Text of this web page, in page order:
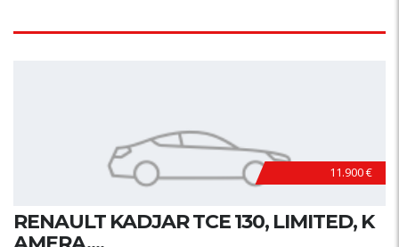
11.900 €
RENAULT KADJAR TCE 130, LIMITED, K